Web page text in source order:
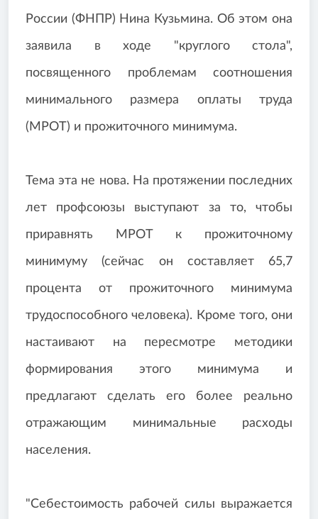
России (ФНПР) Нина Кузьмина. Об этом она
заявила в ходе "круглого стола",
посвященного проблемам соотношения
минимального размера оплаты труда
(МРОТ) и прожиточного минимума.
Тема эта не нова. На протяжении последних
лет профсоюзы выступают за то, чтобы
приравнять МРОТ к прожиточному
минимуму (сейчас он составляет 65,7
процента от прожиточного минимума
трудоспособного человека). Кроме того, они
настаивают на пересмотре методики
формирования этого минимума и
предлагают сделать его более реально
отражающим минимальные расходы
населения.
"Себестоимость рабочей силы выражается